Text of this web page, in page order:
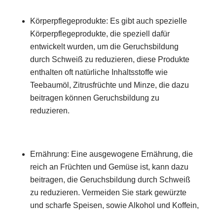
Körperpflegeprodukte: Es gibt auch spezielle
Körperpflegeprodukte, die speziell dafür
entwickelt wurden, um die Geruchsbildung
durch Schweiß zu reduzieren, diese Produkte
enthalten oft natürliche Inhaltsstoffe wie
Teebaumöl, Zitrusfrüchte und Minze, die dazu
beitragen können Geruchsbildung zu
reduzieren.
Ernährung: Eine ausgewogene Ernährung, die
reich an Früchten und Gemüse ist, kann dazu
beitragen, die Geruchsbildung durch Schweiß
zu reduzieren. Vermeiden Sie stark gewürzte
und scharfe Speisen, sowie Alkohol und Koffein,